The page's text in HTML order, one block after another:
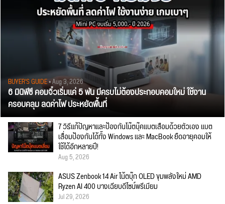
BUYER'S GUIDE• Aug 3, 2026
6 มินิพีซี คอมจิ๋วเริ่มแค่ 5 พัน มีครบไม่ต้องประกอบคอมใหม่ ใช้งาน
ครอบคลุม ลดค่าไฟ ประหยัดพื้นที่
7 วิธีแก้ปัญหาและป้องกันโน๊ตบุ๊คแบตเสื่อมด้วยตัวเอง แบต
เสื่อมป้องกันได้ทั้ง Windows และ MacBook ยืดอายุคอมให้
ใช้ได้อีกหลายปี!
Aug 5, 2026
ASUS Zenbook 14 Air โน้ตบุ๊ก OLED ขุมพลังใหม่ AMD
Ryzen AI 400 บางเฉียบดีไซน์พรีเมียม
Jul 29, 2026